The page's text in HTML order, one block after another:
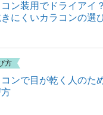
コン装用でドライアイ
きにくいカラコンの選
方
コンで目が乾く人のた